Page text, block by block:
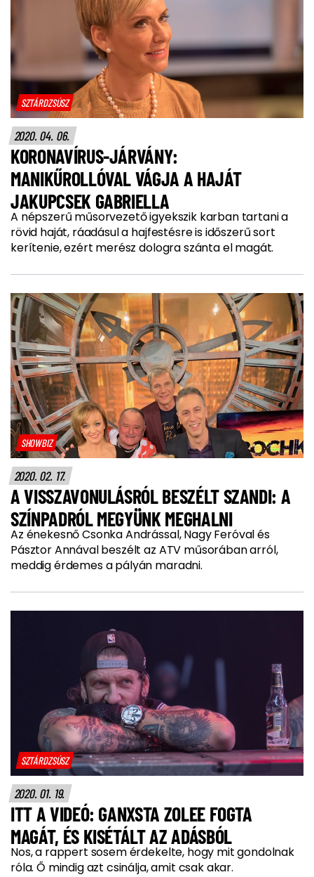
SZTÁRDZSÚSZ
2020. 04. 06.
KORONAVÍRUS-JÁRVÁNY:
MANIKŰROLLÓVAL VÁGJA A HAJÁT
JAKUPCSEK GABRIELLA
A népszerű műsorvezető igyekszik karban tartani a
rövid haját, ráadásul a hajfestésre is időszerű sort
kerítenie, ezért merész dologra szánta el magát.
SHOWBIZ
2020. 02. 17.
A VISSZAVONULÁSRÓL BESZÉLT SZANDI: A
SZÍNPADRÓL MEGYÜNK MEGHALNI
Az énekesnő Csonka Andrással, Nagy Feróval és
Pásztor Annával beszélt az ATV műsorában arról,
meddig érdemes a pályán maradni.
SZTÁRDZSÚSZ
2020. 01. 19.
ITT A VIDEÓ: GANXSTA ZOLEE FOGTA
MAGÁT, ÉS KISÉTÁLT AZ ADÁSBÓL
Nos, a rappert sosem érdekelte, hogy mit gondolnak
róla. Ő mindig azt csinálja, amit csak akar.